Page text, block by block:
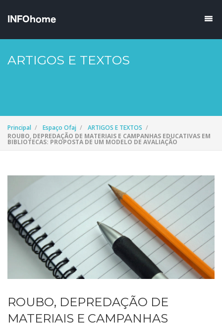
ARTIGOS E TEXTOS
Principal Espaço Ofaj
ARTIGOS E TEXTOS
ROUBO, DEPREDAÇÃO DE MATERIAIS E CAMPANHAS EDUCATIVAS EM
BIBLIOTECAS: PROPOSTA DE UM MODELO DE AVALIAÇÃO
ROUBO, DEPREDAÇÃO DE
MATERIAIS E CAMPANHAS